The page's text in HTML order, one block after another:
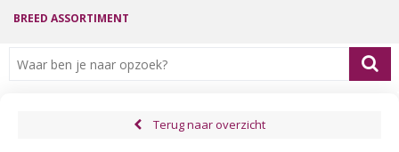
BREED ASSORTIMENT
Terug naar overzicht